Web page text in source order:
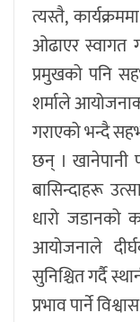
त्यस्तै,
ओढाएर स्वागत
प्रमुखको पनि
शर्माले
गराएको भन्दै
छन् । खानेपानी
बासिन्दाहरू
धारो जडानको
आयोजनाले
सुनिश्चित गर्दै
प्रभाव पार्ने